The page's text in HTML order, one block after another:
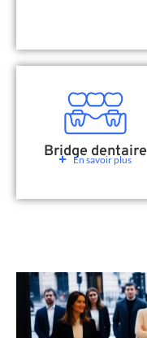
Bridge dentaire
En savoir plus